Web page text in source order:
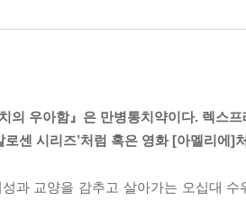
치의 우아함』은 만병통치약이다. 렉스프
로센 시리즈’처럼 혹은 영화 [아멜리에]
과 교양을 감추고 살아가는 오십대